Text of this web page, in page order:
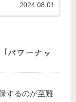
2024.08.01
パワーナッ
するのが至難